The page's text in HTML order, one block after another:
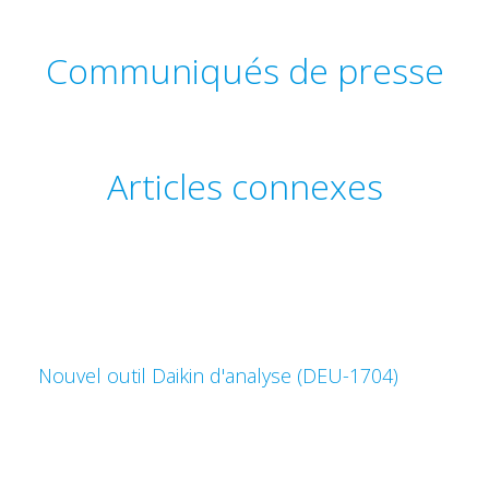
Communiqués de presse
Articles connexes
Nouvel outil Daikin d'analyse (DEU-1704)